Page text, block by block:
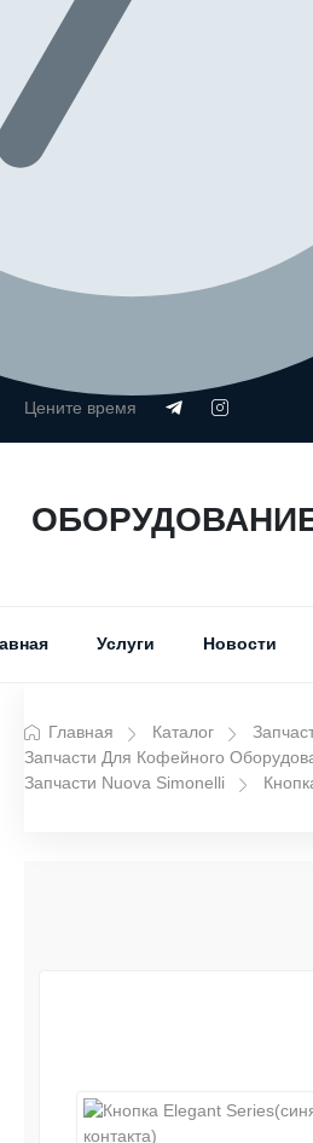
Цените время
Услуги Новости
Главная Каталог
Запчасти Для Кофейного
Запчасти Nuova Simonelli